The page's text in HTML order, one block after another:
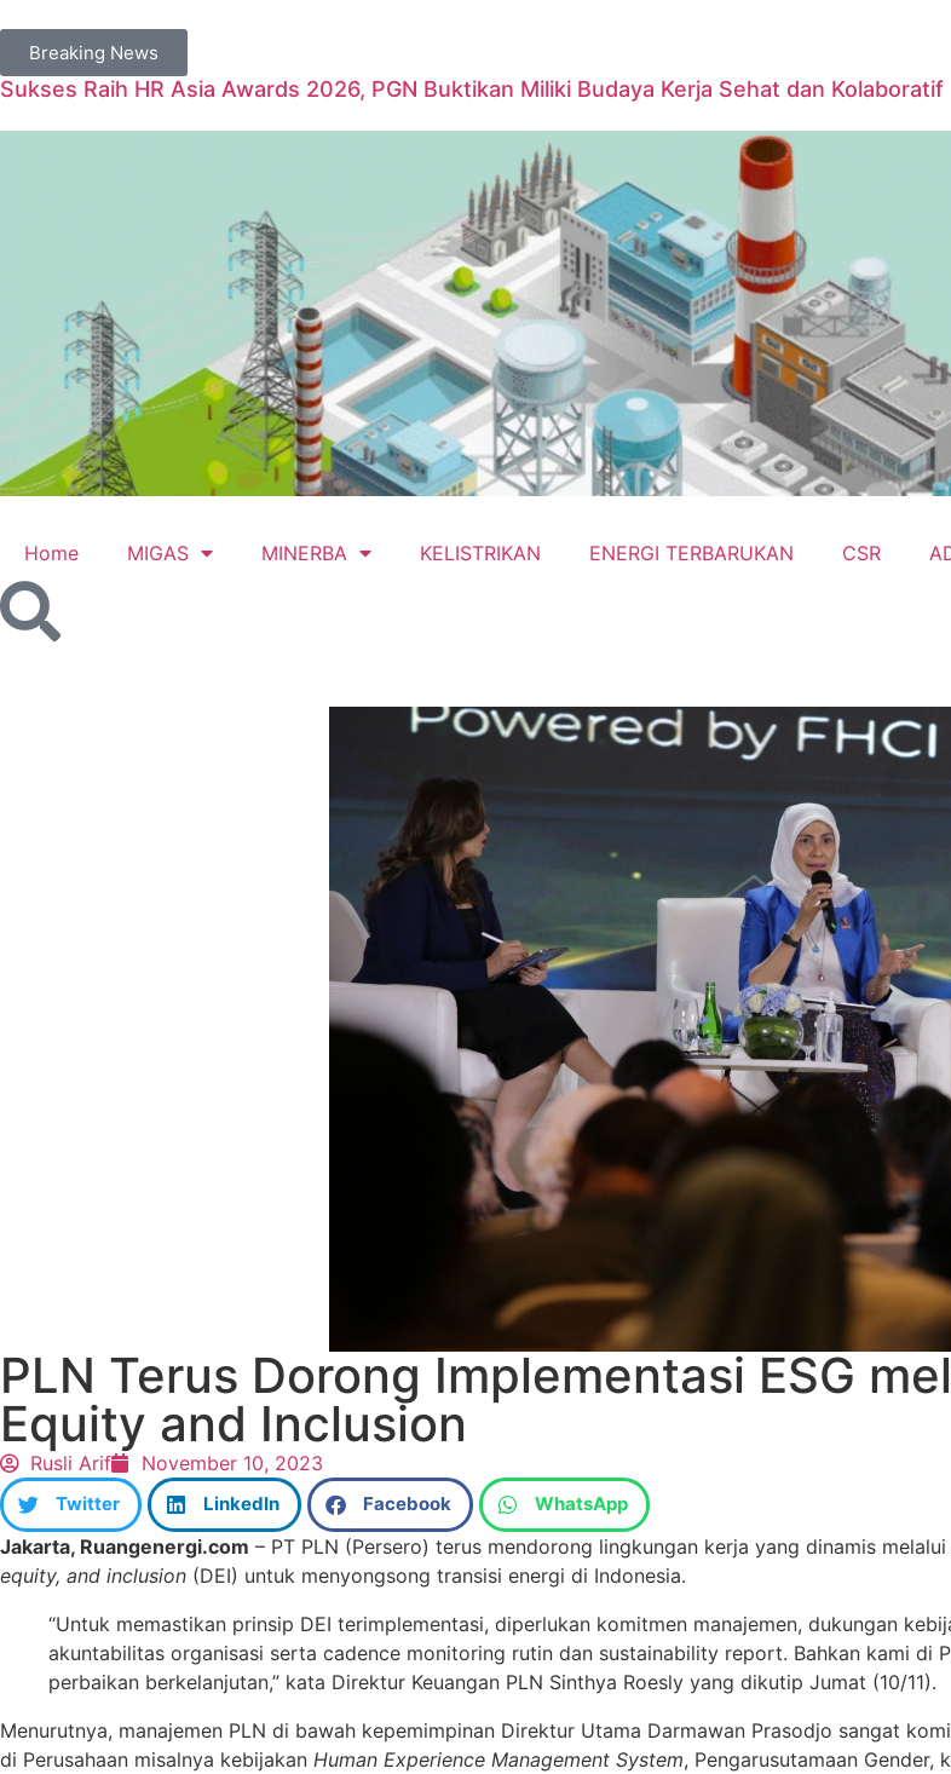
Breaking News
Sukses Raih HR Asia Awards 2026, PGN Buktikan Miliki Budaya Kerja Sehat dan Kolaboratif
Home MIGAS MINERBA KELISTRIKAN ENERGI TERBARUKAN CSR
PLN Terus Dorong Implementasi ESG
Equity and Inclusion
Rusli Arif November 10, 2023
Twitter LinkedIn Facebook WhatsApp
Jakarta, Ruangenergi.com – PT PLN (Persero) terus mendorong lingkungan kerja yang dinamis
equity, and inclusion (DEI) untuk menyongsong transisi energi di Indonesia.
“Untuk memastikan prinsip DEI terimplementasi, diperlukan komitmen manajemen, dukungan
akuntabilitas organisasi serta cadence monitoring rutin dan sustainability report. Bahkan kami di
perbaikan berkelanjutan,” kata Direktur Keuangan PLN Sinthya Roesly yang dikutip Jumat (10/11).
Menurutnya, manajemen PLN di bawah kepemimpinan Direktur Utama Darmawan Prasodjo sangat
di Perusahaan misalnya kebijakan Human Experience Management System, Pengarusutamaan